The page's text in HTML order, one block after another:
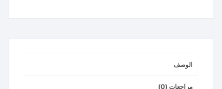
الوصف
مراجعات (0)